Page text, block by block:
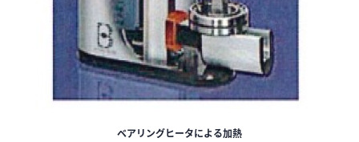
ベアリングヒータによる加熱